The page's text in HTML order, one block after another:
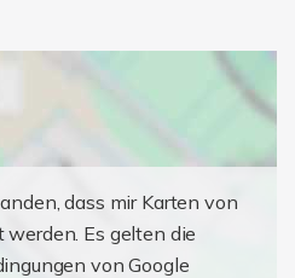
dass mir Karten von
werden. Es gelten die
von Google